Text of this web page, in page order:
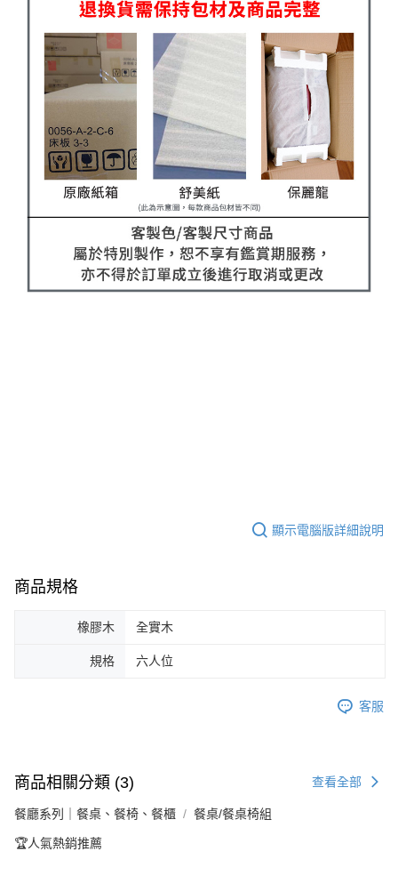
顯示電腦版詳細說明
商品規格
橡膠木 全實木
規格 六人位
客服
商品相關分類 (3) 查看全部
餐廳系列｜餐桌、餐椅、餐櫃 餐桌/餐桌椅組
🏆人氣熱銷推薦